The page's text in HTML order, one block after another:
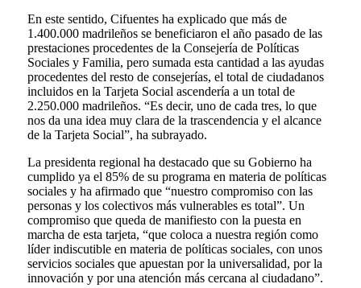
En este sentido, Cifuentes ha explicado que más de
1.400.000 madrileños se beneficiaron el año pasado de las
prestaciones procedentes de la Consejería de Políticas
Sociales y Familia, pero sumada esta cantidad a las ayudas
procedentes del resto de consejerías, el total de ciudadanos
incluidos en la Tarjeta Social ascendería a un total de
2.250.000 madrileños. “Es decir, uno de cada tres, lo que
nos da una idea muy clara de la trascendencia y el alcance
de la Tarjeta Social”, ha subrayado.
La presidenta regional ha destacado que su Gobierno ha
cumplido ya el 85% de su programa en materia de políticas
sociales y ha afirmado que “nuestro compromiso con las
personas y los colectivos más vulnerables es total”. Un
compromiso que queda de manifiesto con la puesta en
marcha de esta tarjeta, “que coloca a nuestra región como
líder indiscutible en materia de políticas sociales, con unos
servicios sociales que apuestan por la universalidad, por la
innovación y por una atención más cercana al ciudadano”.